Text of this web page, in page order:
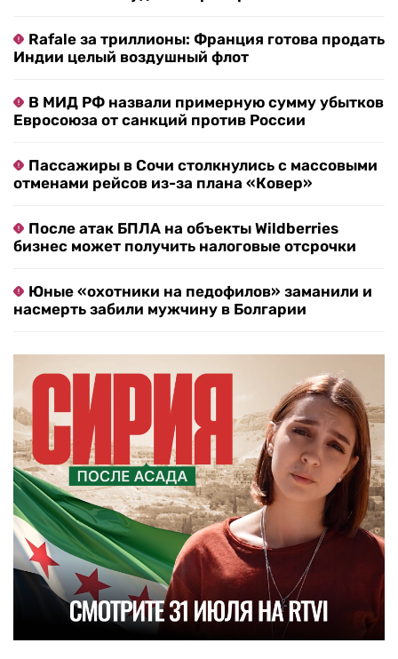
Rafale за триллионы: Франция готова продать
Индии целый воздушный флот
В МИД РФ назвали примерную сумму убытков
Евросоюза от санкций против России
Пассажиры в Сочи столкнулись с массовыми
отменами рейсов из-за плана «Ковер»
После атак БПЛА на объекты Wildberries
бизнес может получить налоговые отсрочки
Юные «охотники на педофилов» заманили и
насмерть забили мужчину в Болгарии